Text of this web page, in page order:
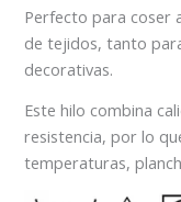
Perfecto para coser
de tejidos, tanto
decorativas.
Este hilo combina
resistencia, por lo
temperaturas,